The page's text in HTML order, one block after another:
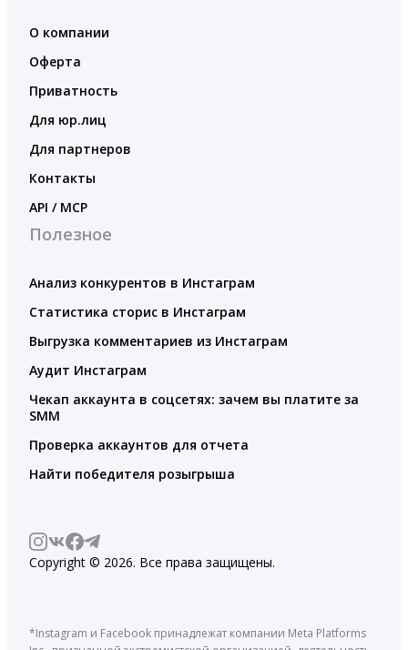
О компании
Оферта
Приватность
Для юр.лиц
Для партнеров
Контакты
API / MCP
Полезное
Анализ конкурентов в Инстаграм
Статистика сторис в Инстаграм
Выгрузка комментариев из Инстаграм
Аудит Инстаграм
Чекап аккаунта в соцсетях: зачем вы платите за
SMM
Проверка аккаунтов для отчета
Найти победителя розыгрыша
Copyright © 2026. Все права защищены.
*Instagram и Facebook принадлежат компании Meta Platforms